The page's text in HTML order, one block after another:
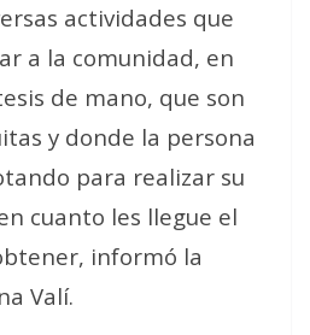
actividades que
a la comunidad, en
de mano, que son
y donde la persona
para realizar su
cuanto les llegue el
informó la
Valí.